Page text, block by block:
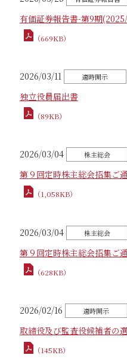
有価証券報告書-第9期
（669KB）
2026/03/11
独立役員届出書
（89KB）
2026/03/04
第９回定時株主総会招集ご
（1,058KB）
2026/03/04
第９回定時株主総会招集ご
（628KB）
2026/02/16
取締役及び監査役候補者の
（145KB）